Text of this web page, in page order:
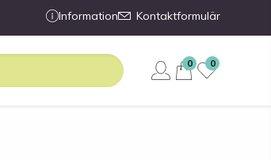
Information Kontaktformulär
0 0